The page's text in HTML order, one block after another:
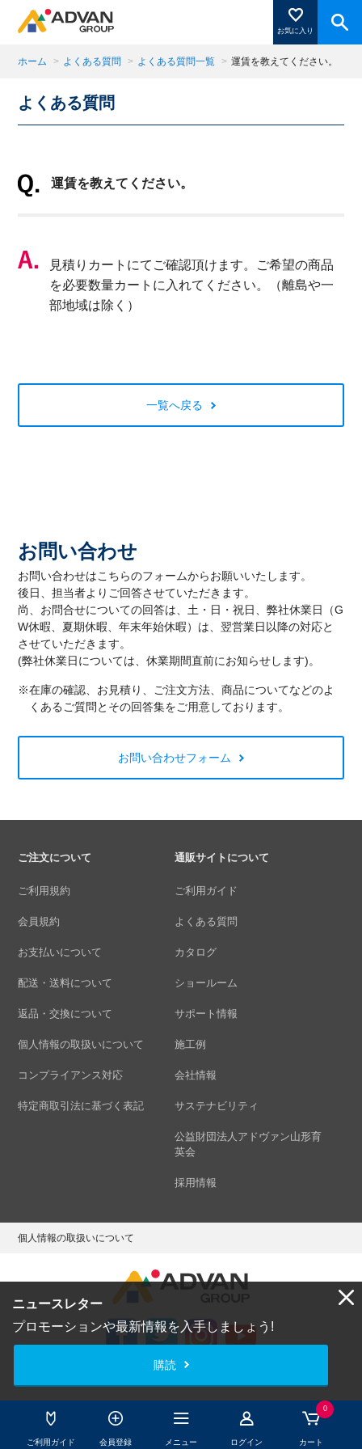
お気に入り
ご利用ガイド 会員登録 メニュー ログイン
0
カート
商品ページにある「お気に入り登録」を押すと登録した
商品がここに表示されます。
ニュースレター
プロモーションや最新情報を入手しましょう!
購読
ホーム > よくある質問 > よくある質問一覧 > 運賃を教えてください。
よくある質問
運賃を教えてください。
見積りカートにてご確認頂けます。ご希望の商品
を必要数量カートに入れてください。（離島や一
部地域は除く）
一覧へ戻る
お問い合わせ
お問い合わせはこちらのフォームからお願いいたします。
後日、担当者よりご回答させていただきます。
尚、お問合せについての回答は、土・日・祝日、弊社休業日（G
W休暇、夏期休暇、年末年始休暇）は、翌営業日以降の対応と
させていただきます。
(弊社休業日については、休業期間直前にお知らせします)。
※在庫の確認、お見積り、ご注文方法、商品についてなどのよ
くあるご質問とその回答集をご用意しております。
お問い合わせフォーム
ご注文について
ご利用規約
会員規約
お支払いについて
配送・送料について
返品・交換について
個人情報の取扱いについて
コンプライアンス対応
特定商取引法に基づく表記
通販サイトについて
ご利用ガイド
よくある質問
カタログ
ショールーム
サポート情報
施工例
会社情報
サステナビリティ
公益財団法人アドヴァン山形育
英会
採用情報
個人情報の取扱いについて